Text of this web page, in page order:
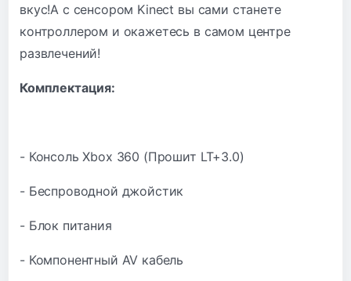
вкус!А с сенсором Kinect вы сами станете
контроллером и окажетесь в самом центре
развлечений!
Комплектация:
- Консоль Xbox 360 (Прошит LT+3.0)
- Беспроводной джойстик
- Блок питания
- Компонентный AV кабель